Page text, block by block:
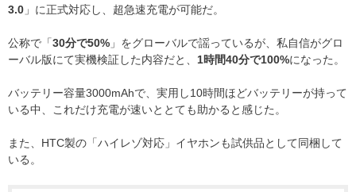
3.0 」に正式対応し、超急速充電が可能だ。
公称で「30分で50% 」をグローバルで謡っているが、私自信がグロ
ーバル版にて実機検証した内容だと、 1時間40分で100%になった。
バッテリー容量3000mAhで、実用し10時間ほどバッテリーが持って
いる中、これだけ充電が速いととても助かると感じた。
また、HTC製の「ハイレゾ対応」イヤホンも試供品として同梱して
いる。